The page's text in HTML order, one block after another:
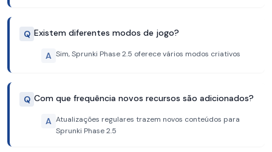
Q Existem diferentes modos de jogo?
A Sim, Sprunki Phase 2.5 oferece vários modos criativos
Q Com que frequência novos recursos são adicionados?
A Atualizações regulares trazem novos conteúdos para
Sprunki Phase 2.5